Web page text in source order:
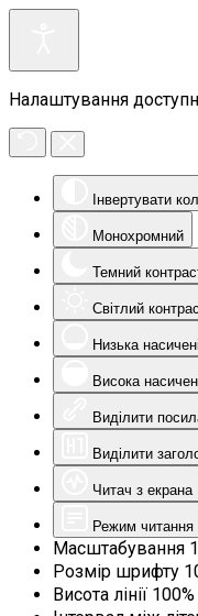
Налаштування
Інвертувати
Монохромний
Темний
Світлий
Низька
Висока
Виділити
Виділити
Читач з екрана
Режим читання
Масштабування
Розмір шрифту
Висота лінії 100%